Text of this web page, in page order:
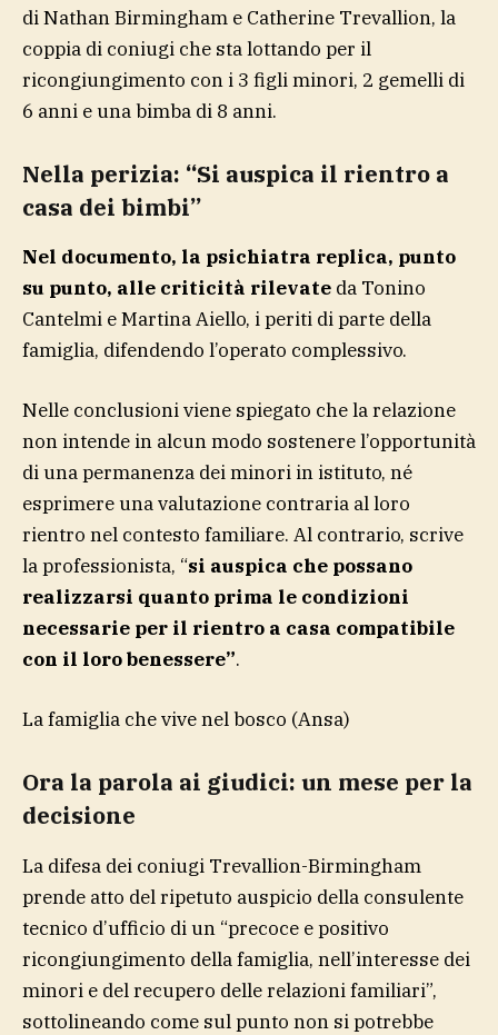
di Nathan Birmingham e Catherine Trevallion, la
coppia di coniugi che sta lottando per il
ricongiungimento con i 3 figli minori, 2 gemelli di
6 anni e una bimba di 8 anni.
Nella perizia: “Si auspica il rientro a
casa dei bimbi”
Nel documento, la psichiatra replica, punto
su punto, alle criticità rilevate da Tonino
Cantelmi e Martina Aiello, i periti di parte della
famiglia, difendendo l’operato complessivo.
Nelle conclusioni viene spiegato che la relazione
non intende in alcun modo sostenere l’opportunità
di una permanenza dei minori in istituto, né
esprimere una valutazione contraria al loro
rientro nel contesto familiare. Al contrario, scrive
la professionista, “si auspica che possano
realizzarsi quanto prima le condizioni
necessarie per il rientro a casa compatibile
con il loro benessere”.
La famiglia che vive nel bosco (Ansa)
Ora la parola ai giudici: un mese per la
decisione
La difesa dei coniugi Trevallion-Birmingham
prende atto del ripetuto auspicio della consulente
tecnico d’ufficio di un “precoce e positivo
ricongiungimento della famiglia, nell’interesse dei
minori e del recupero delle relazioni familiari”,
sottolineando come sul punto non si potrebbe